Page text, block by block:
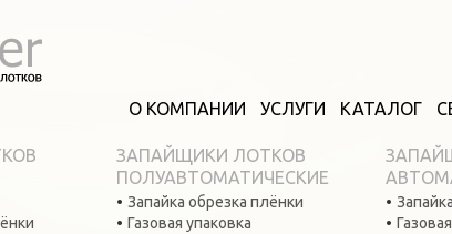
О КОМПАНИИ УСЛУГИ КАТАЛОГ
ЗАПАЙЩИКИ ЛОТКОВ
ПОЛУАВТОМАТИЧЕСКИЕ
Запайка обрезка плёнки
Газовая упаковка